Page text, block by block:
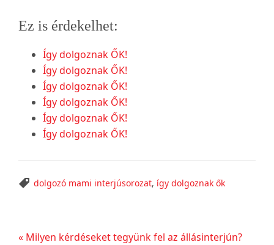
Ez is érdekelhet:
Így dolgoznak ŐK!
Így dolgoznak ŐK!
Így dolgoznak ŐK!
Így dolgoznak ŐK!
Így dolgoznak ŐK!
Így dolgoznak ŐK!
dolgozó mami interjúsorozat, így dolgoznak ők
Előző
« Milyen kérdéseket tegyünk fel az állásinterjún?